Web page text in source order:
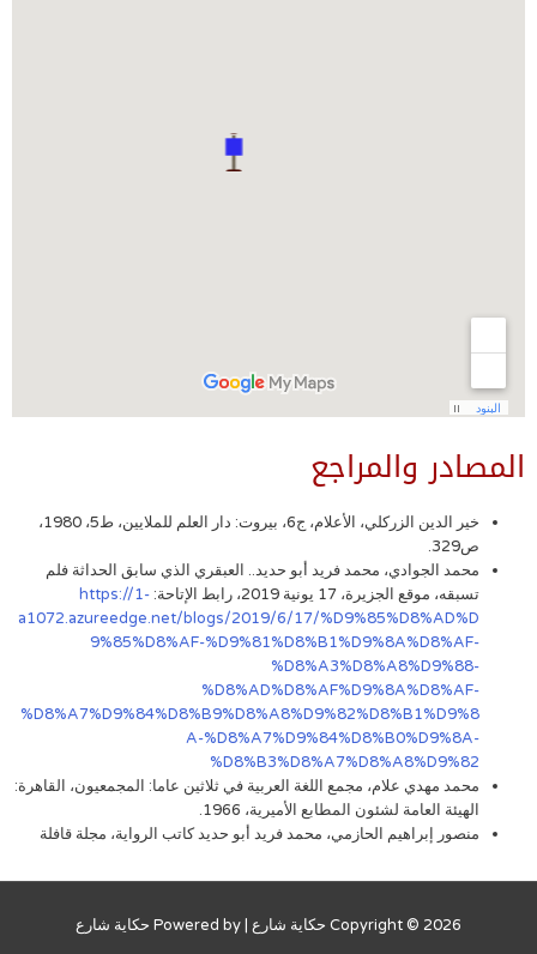
المصادر والمراجع
خير الدين الزركلي، الأعلام، ج6، بيروت: دار العلم للملايين، ط5، 1980،
ص329.
محمد الجوادي، محمد فريد أبو حديد.. العبقري الذي سابق الحداثة فلم
تسبقه، موقع الجزيرة، 17 يونية 2019، رابط الإتاحة:
https://1-
a1072.azureedge.net/blogs/2019/6/17/%D9%85%D8%AD%D
9%85%D8%AF-%D9%81%D8%B1%D9%8A%D8%AF-
%D8%A3%D8%A8%D9%88-
%D8%AD%D8%AF%D9%8A%D8%AF-
%D8%A7%D9%84%D8%B9%D8%A8%D9%82%D8%B1%D9%8
A-%D8%A7%D9%84%D8%B0%D9%8A-
%D8%B3%D8%A7%D8%A8%D9%82
محمد مهدي علام، مجمع اللغة العربية في ثلاثين عاما: المجمعيون، القاهرة:
الهيئة العامة لشئون المطابع الأميرية، 1966.
منصور إبراهيم الحازمي، محمد فريد أبو حديد كاتب الرواية، مجلة قافلة
Copyright © 2026 حكاية شارع | Powered by حكاية شارع